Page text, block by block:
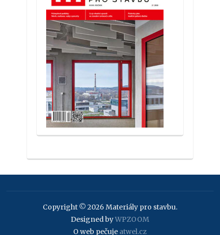
Copyright © 2026 Materiály pro stavbu.
Designed byWPZOOM
O web pečuje atwel.cz